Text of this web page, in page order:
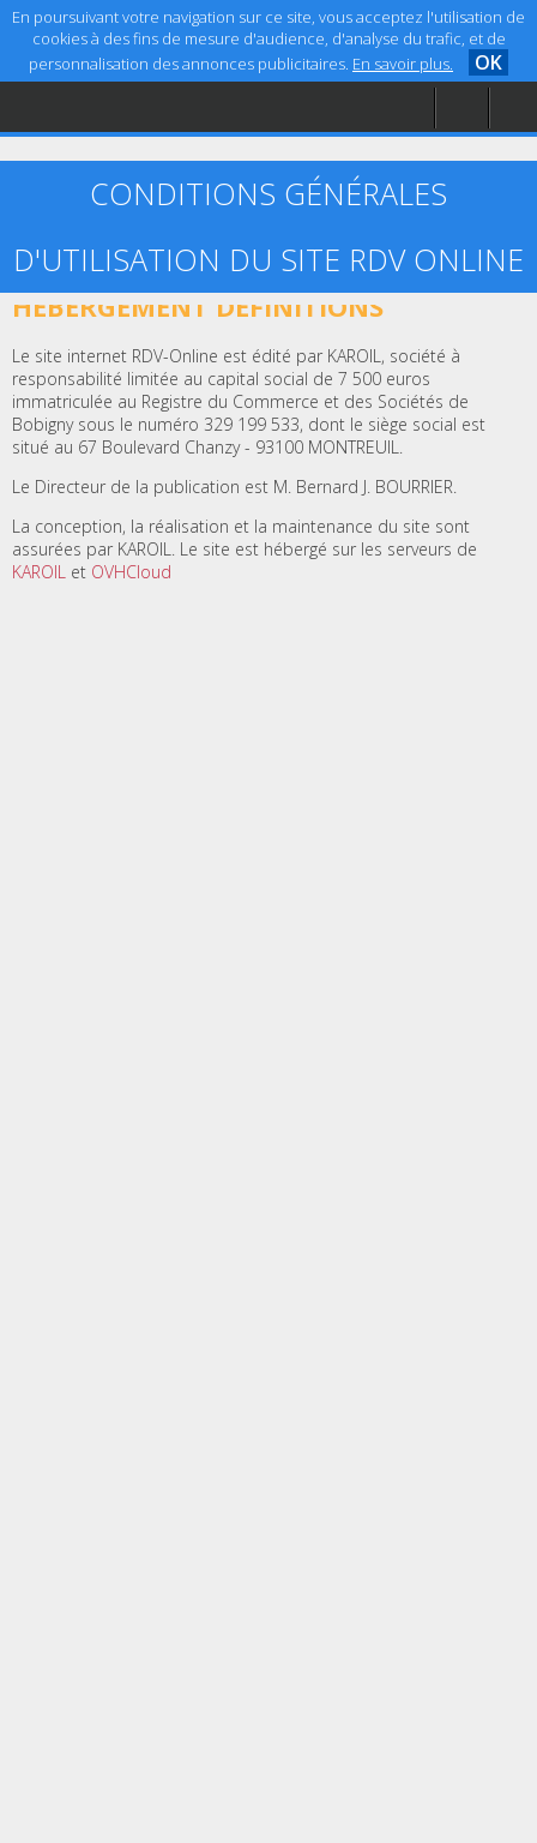
En poursuivant votre navigation sur ce site, vous acceptez l'utilisation de
cookies à des fins de mesure d'audience, d'analyse du trafic, et de
personnalisation des annonces publicitaires. En savoir plus. OK
Accueil
Aide
CONDITIONS GÉNÉRALES
D'UTILISATION DU SITE RDV ONLINE
ARTICLE 1 – ÉDITEUR, CRÉATION ET
HÉBERGEMENT DÉFINITIONS
Le site internet RDV-Online est édité par KAROIL, société à
responsabilité limitée au capital social de 7 500 euros
immatriculée au Registre du Commerce et des Sociétés de
Bobigny sous le numéro 329 199 533, dont le siège social est
situé au 67 Boulevard Chanzy - 93100 MONTREUIL.
Le Directeur de la publication est M. Bernard J. BOURRIER.
La conception, la réalisation et la maintenance du site sont
assurées par KAROIL. Le site est hébergé sur les serveurs de
KAROIL et OVHCloud